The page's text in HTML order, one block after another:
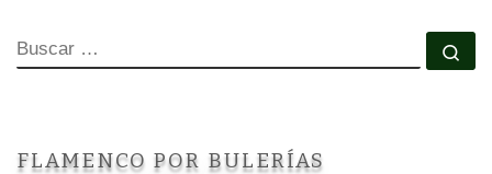
BUSCAR
FLAMENCO POR BULERÍAS